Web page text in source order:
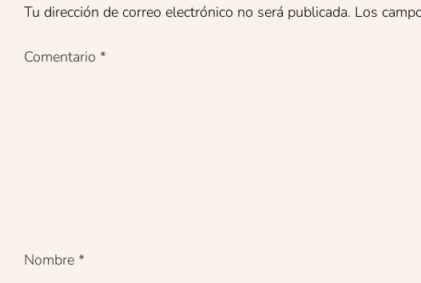
Tu dirección de correo electrónico no será publicada. Los
Comentario *
Nombre *